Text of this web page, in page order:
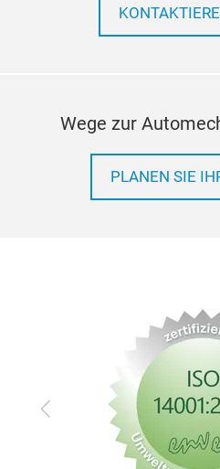
Wege zur
PLANEN SIE
Zurück